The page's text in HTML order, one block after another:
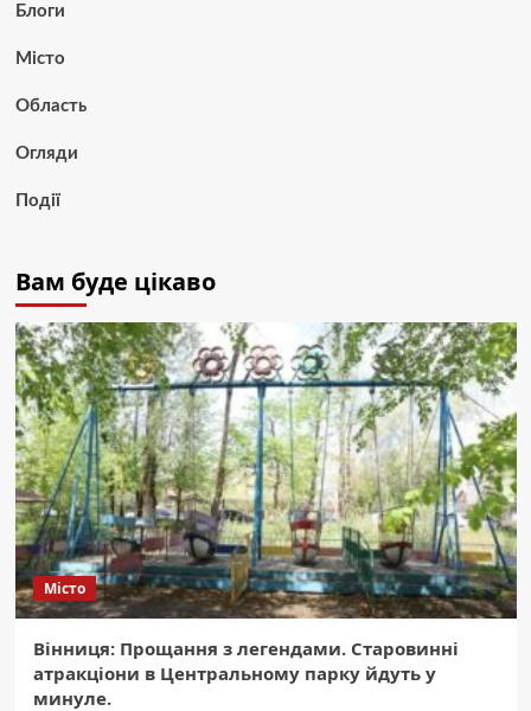
Блоги
Місто
Область
Огляди
Події
Вам буде цікаво
Місто
Вінниця: Прощання з легендами. Старовинні
атракціони в Центральному парку йдуть у
минуле.